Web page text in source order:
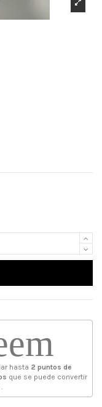
hasta 2 puntos de
que se puede convertir